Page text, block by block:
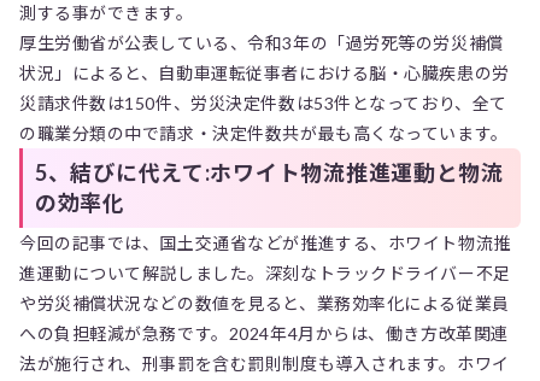
測する事ができます。
厚生労働省が公表している、令和3年の「過労死等の労災補償
状況」によると、自動車運転従事者における脳・心臓疾患の労
災請求件数は150件、労災決定件数は53件となっており、全て
の職業分類の中で請求・決定件数共が最も高くなっています。
5、結びに代えて:ホワイト物流推進運動と物流
の効率化
今回の記事では、国土交通省などが推進する、ホワイト物流推
進運動について解説しました。深刻なトラックドライバー不足
や労災補償状況などの数値を見ると、業務効率化による従業員
への負担軽減が急務です。2024年4月からは、働き方改革関連
法が施行され、刑事罰を含む罰則制度も導入されます。ホワイ